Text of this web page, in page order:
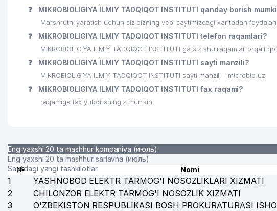
26 ROSBUMSISTEM XUSUSIY KORXONASI
CHIMGAN AVTO MChJ
32 LOGIX DISTRIBUTION TECHNOLOGIES MChJ
SHAYXONTOHUR VA YAKKASAROY TIBBIY-MEHNAT EKSPERT
O'ZBEKISTON MILLIY MATBUOT MARKAZI
❓ MIKROBIOLIGIYA ILMIY TADQIQOT INSTITUTI qanday borish
Marshrutni yaratish uchun siz bizning veb-saytimizdagi xaritadan
❓ MIKROBIOLIGIYA ILMIY TADQIQOT INSTITUTI telefon raqamlari?
MIKROBIOLIGIYA ILMIY TADQIQOT INSTITUTI ga siz shu raqamlar orqali
❓ MIKROBIOLIGIYA ILMIY TADQIQOT INSTITUTI sayti manzili?
MIKROBIOLIGIYA ILMIY TADQIQOT INSTITUTI sayti manzili - microbio.uz
❓ MIKROBIOLIGIYA ILMIY TADQIQOT INSTITUTI fax raqami?
raqamiga fax yuborishingiz mumkin.
Eng yaxshi 20 ta mashhur kompaniya (июль)
Eng yaxshi 20 ta mashhur sarlavha (июль)
Saytdagi yangi tashkilotlar
№ Nomi
1 YASHNOBOD ELEKTR TARMOG'I NOSOZLIKLARI XIZMATI
2
CHILONZOR ELEKTR TARMOG'I NOSOZLIK XIZMATI
3
O'ZBEKISTON RESPUBLIKASI BOSH PROKURATURASI